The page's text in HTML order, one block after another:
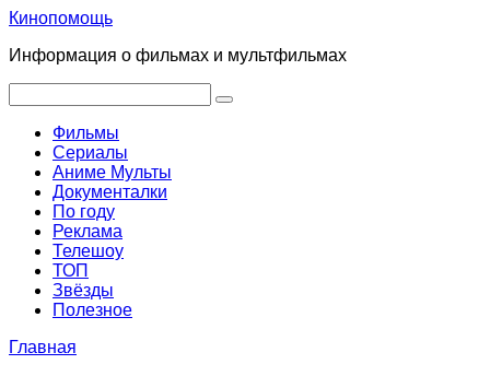
Перейти
контенту
Кинопомощь
Информация о фильмах и мультфильмах
Фильмы
Сериалы
Аниме Мульты
Документалки
По году
Реклама
Телешоу
ТОП
Звёзды
Полезное
Главная